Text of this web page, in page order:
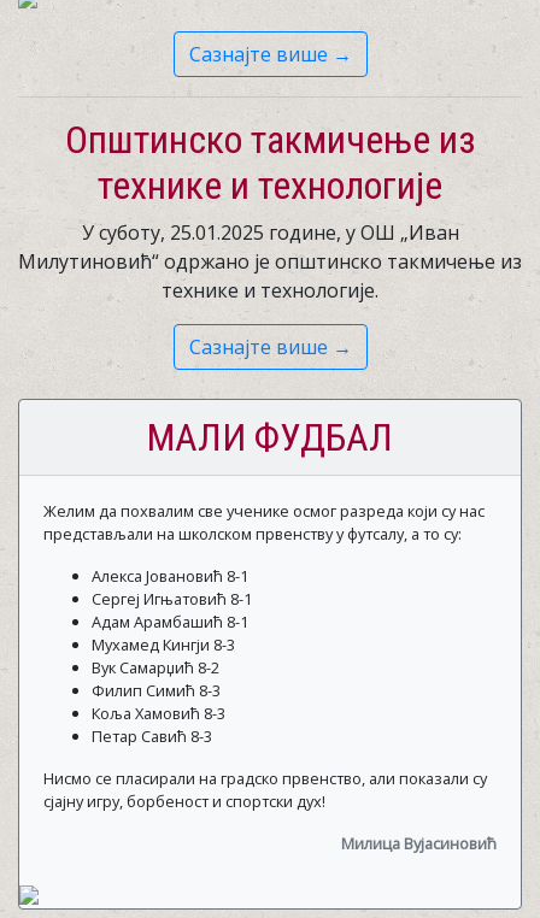
Сазнајте више →
Општинско такмичење из
технике и технологије
У суботу, 25.01.2025 године, у ОШ „Иван
Милутиновић“ одржано је општинско такмичење из
технике и технологије.
Сазнајте више →
МАЛИ ФУДБАЛ
Желим да похвалим све ученике осмог разреда који су нас
представљали на школском првенству у футсалу, а то су:
Алекса Јовановић 8-1
Сергеј Игњатовић 8-1
Адам Арамбашић 8-1
Мухамед Кингји 8-3
Вук Самарџић 8-2
Филип Симић 8-3
Коља Хамовић 8-3
Петар Савић 8-3
Нисмо се пласирали на градско првенство, али показали су
сјајну игру, борбеност и спортски дух!
Милица Вујасиновић